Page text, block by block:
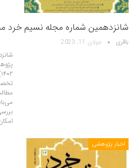
شانزدهمین شماره مجله نسیم خرد
باقری جولای 11, 2023
اخبار پژوهشی